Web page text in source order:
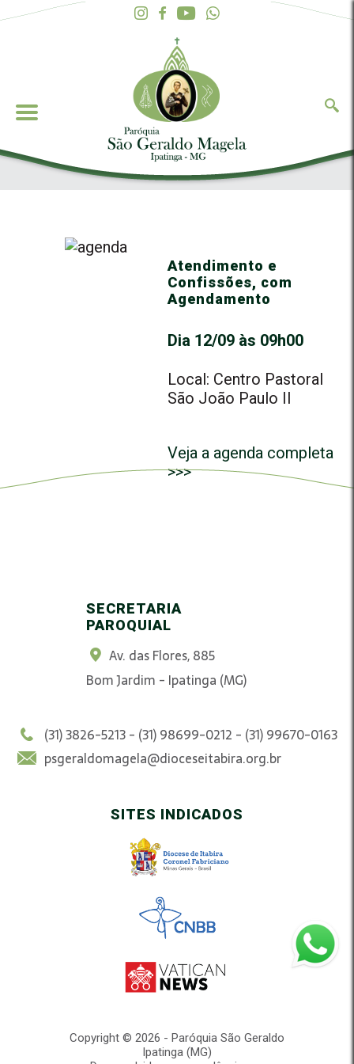
Atendimento e
Confissões, com
Agendamento
Dia 12/09 às 09h00
Local: Centro Pastoral
São João Paulo II
Veja a agenda completa
>>>
SECRETARIA
PAROQUIAL
Av. das Flores, 885
Bom Jardim - Ipatinga (MG)
(31) 3826-5213 - (31) 98699-0212 - (31) 99670-0163
psgeraldomagela@dioceseitabira.org.br
SITES INDICADOS
Copyright © 2026 - Paróquia São Geraldo
Ipatinga (MG)